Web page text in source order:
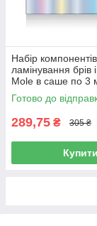
Набір
ламінування брів
Mole в саше по 3
Готово до
289,75 ₴ 305 ₴
Купити